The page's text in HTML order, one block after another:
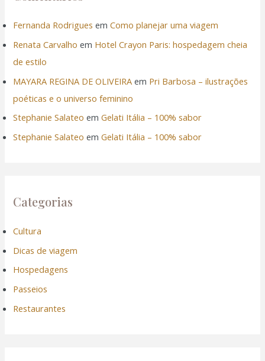
Fernanda Rodrigues emComo planejar uma viagem
Renata Carvalho em Hotel Crayon Paris: hospedagem cheia
de estilo
MAYARA REGINA DE OLIVEIRA em Pri Barbosa – ilustrações
poéticas e o universo feminino
Stephanie Salateo emGelati Itália – 100% sabor
Stephanie Salateo emGelati Itália – 100% sabor
Categorias
Cultura
Dicas de viagem
Hospedagens
Passeios
Restaurantes